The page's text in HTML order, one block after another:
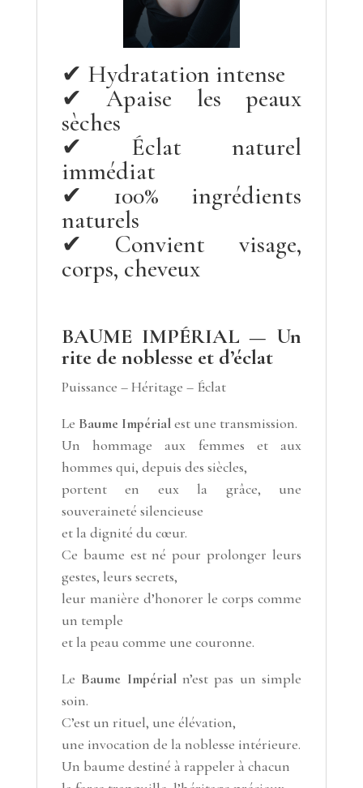
✔ Hydratation intense
✔ Apaise les peaux
sèches
✔ Éclat naturel
immédiat
✔ 100% ingrédients
naturels
✔ Convient visage,
corps, cheveux
BAUME IMPÉRIAL — Un
rite de noblesse et d’éclat
Puissance – Héritage – Éclat
Le Baume Impérialest une transmission.
Un hommage aux femmes et aux
hommes qui, depuis des siècles,
portent en eux la grâce, une
souveraineté silencieuse
et la dignité du cœur.
Ce baume est né pour prolonger leurs
gestes, leurs secrets,
leur manière d’honorer le corps comme
un temple
et la peau comme une couronne.
Le Baume Impérialn’est pas un simple
soin.
C’est un rituel, une élévation,
une invocation de la noblesse intérieure.
Un baume destiné à rappeler à chacun